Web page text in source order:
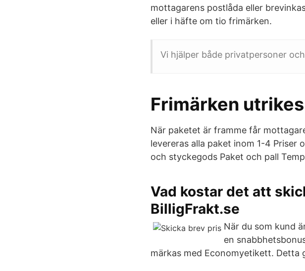
mottagarens postlåda eller
eller i häfte om tio frimärken.
Vi hjälper både privatpersoner
Frimärken
När paketet är framme får
levereras alla paket inom 1-4 Priser
och styckegods Paket och pall
Vad kostar det att
BilligFrakt.se
När du som kund
en
märkas med Economyetikett. Detta